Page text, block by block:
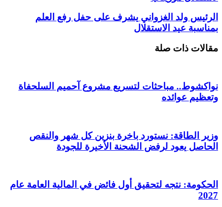
الرئيس ولد الغزواني يشرف على حفل رفع العلم
بمناسبة عيد الاستقلال
مقالات ذات صلة
نواكشوط.. مباحثات لتسريع مشروع آحميم السلحفاة
وتعظيم عوائده
وزير الطاقة: نستورد باخرة بنزين كل شهر والنقص
الحاصل يعود لرفض الشحنة الأخيرة للجودة
الحكومة: نتجه لتحقيق أول فائض في المالية العامة عام
2027